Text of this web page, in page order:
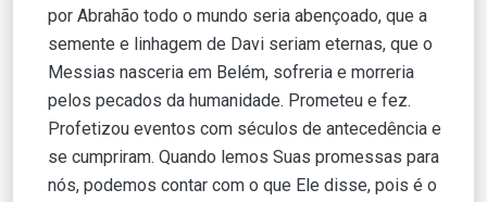
por Abrahão todo o mundo seria abençoado, que a
semente e linhagem de Davi seriam eternas, que o
Messias nasceria em Belém, sofreria e morreria
pelos pecados da humanidade. Prometeu e fez.
Profetizou eventos com séculos de antecedência e
se cumpriram. Quando lemos Suas promessas para
nós, podemos contar com o que Ele disse, pois é o